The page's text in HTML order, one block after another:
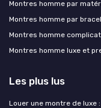
Montres homme par
Montres homme par
Montres homme
Montres homme luxe et
Les plus lus
Louer une montre de luxe